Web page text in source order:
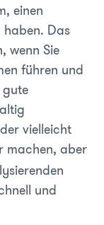
einen
Das
wenn Sie
führen und
vielleicht
machen, aber
und